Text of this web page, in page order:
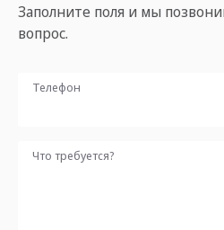
Заполните поля и мы
вопрос.
Телефон
Что требуется?